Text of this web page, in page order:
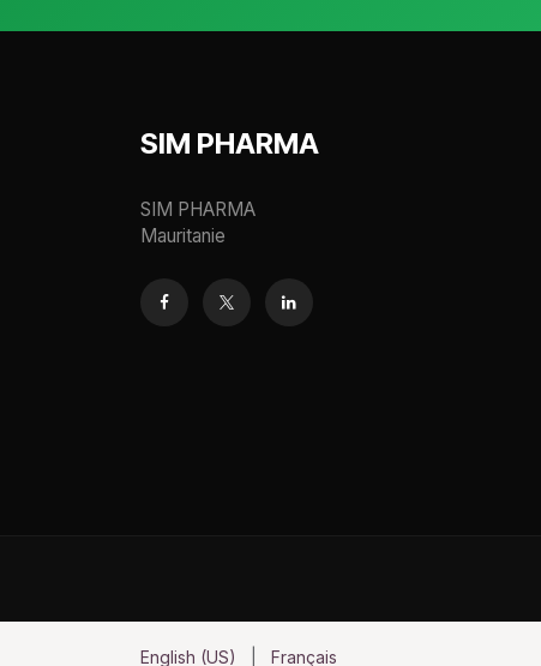
SIM PHARMA
SIM PHARMA
Mauritanie
English (US) Français